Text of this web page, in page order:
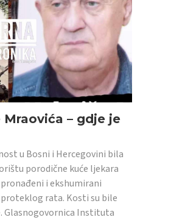
– gdje je
u Bosni i Hercegovini bila
porodične kuće ljekara
i ekshumirani
rata. Kosti su bile
Glasnogovornica Instituta